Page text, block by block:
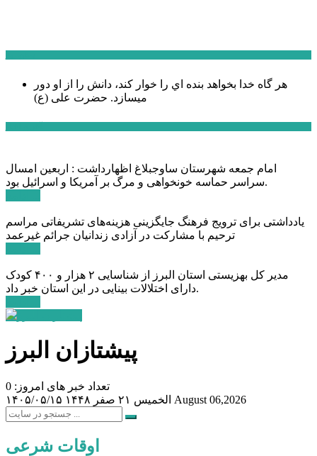
هر گاه خدا بخواهد بنده اي را خوار كند، دانش را از او دور
میسازد. حضرت علی (ع)
امام جمعه شهرستان ساوجبلاغ اظهارداشت : اربعین امسال
سراسر حماسه خونخواهی و مرگ بر آمریکا و اسرائیل بود.
یادداشتی برای ترویج فرهنگ جایگزینی هزینه‌های تشریفاتی مراسم
ترحیم با مشارکت در آزادی زندانیان جرائم غیرعمد
مدیر کل بهزیستی استان البرز از شناسایی ۲ هزار و ۴۰۰ کودک
دارای اختلالات بینایی در این استان خبر داد.
پیشتازان البرز
تعداد خبر های امروز: 0
۱۴۰۵/۰۵/۱۵
الخميس ۲۱ صفر ۱۴۴۸ August 06,2026
اوقات شرعی